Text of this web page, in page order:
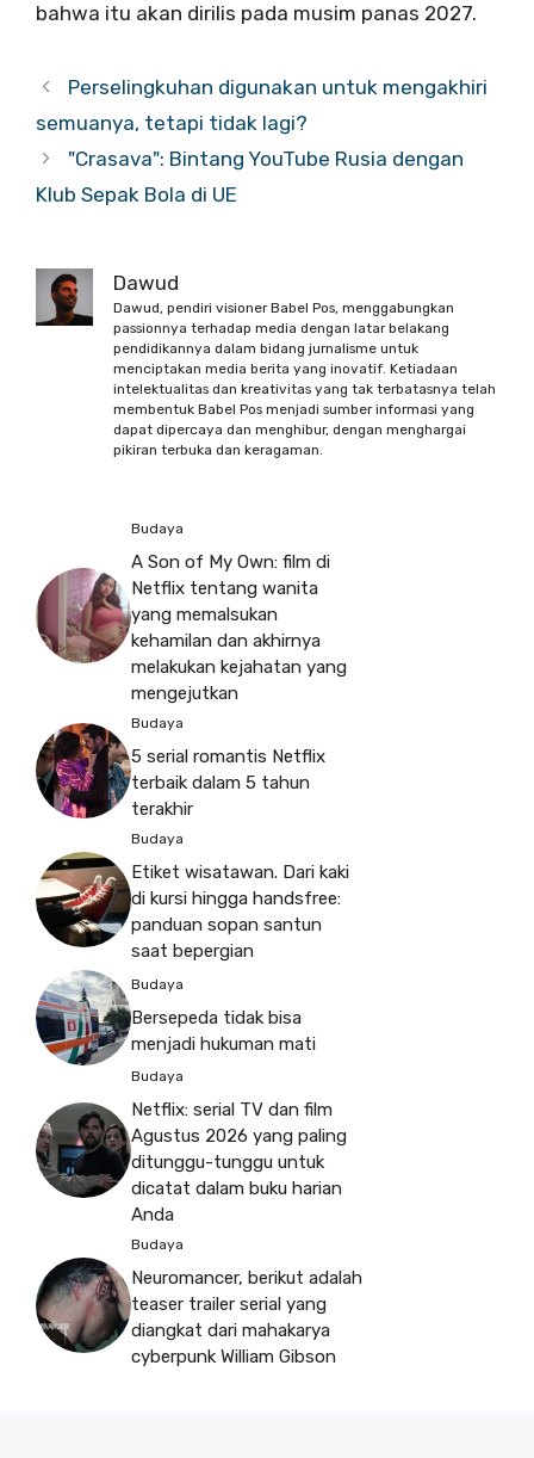
bahwa itu akan dirilis pada musim panas 2027.
Perselingkuhan digunakan untuk mengakhiri
semuanya, tetapi tidak lagi?
"Crasava": Bintang YouTube Rusia dengan
Klub Sepak Bola di UE
Dawud
Dawud, pendiri visioner Babel Pos, menggabungkan
passionnya terhadap media dengan latar belakang
pendidikannya dalam bidang jurnalisme untuk
menciptakan media berita yang inovatif. Ketiadaan
intelektualitas dan kreativitas yang tak terbatasnya telah
membentuk Babel Pos menjadi sumber informasi yang
dapat dipercaya dan menghibur, dengan menghargai
pikiran terbuka dan keragaman.
Budaya
A Son of My Own: film di
Netflix tentang wanita
yang memalsukan
kehamilan dan akhirnya
melakukan kejahatan yang
mengejutkan
Budaya
5 serial romantis Netflix
terbaik dalam 5 tahun
terakhir
Budaya
Etiket wisatawan. Dari kaki
di kursi hingga handsfree:
panduan sopan santun
saat bepergian
Budaya
Bersepeda tidak bisa
menjadi hukuman mati
Budaya
Netflix: serial TV dan film
Agustus 2026 yang paling
ditunggu-tunggu untuk
dicatat dalam buku harian
Anda
Budaya
Neuromancer, berikut adalah
teaser trailer serial yang
diangkat dari mahakarya
cyberpunk William Gibson